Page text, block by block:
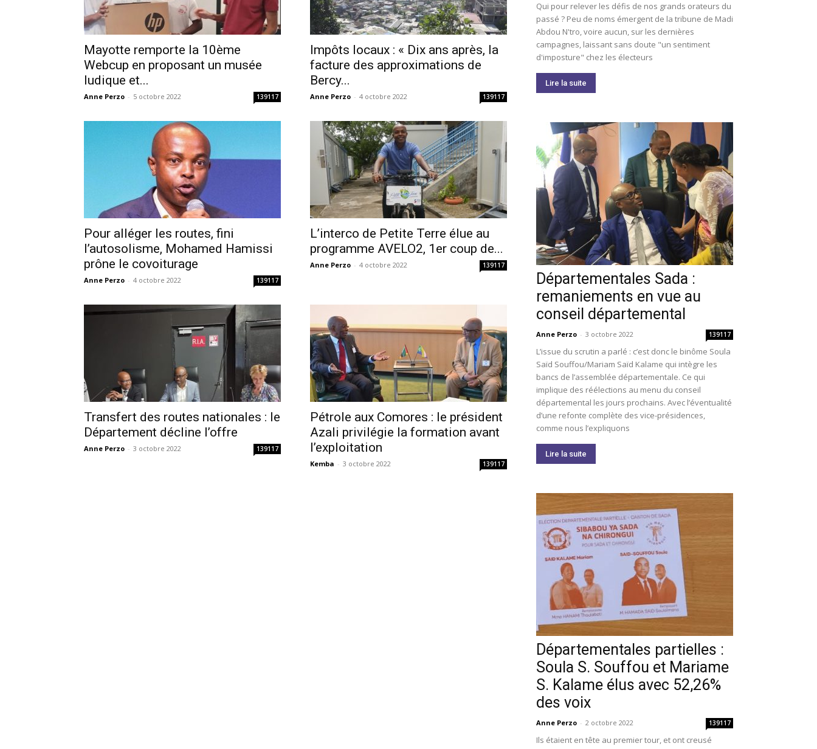
Mayotte remporte la 10ème
Webcup en proposant un musée
ludique et...
Anne Perzo - 5 octobre 2022 139117
Impôts locaux : « Dix ans après, la
facture des approximations de
Bercy...
Anne Perzo - 4 octobre 2022 139117
Pour alléger les routes, fini
l’autosolisme, Mohamed Hamissi
prône le covoiturage
Anne Perzo - 4 octobre 2022 139117
L’interco de Petite Terre élue au
programme AVELO2, 1er coup de...
Anne Perzo - 4 octobre 2022 139117
Transfert des routes nationales : le
Département décline l’offre
Anne Perzo - 3 octobre 2022 139117
Pétrole aux Comores : le président
Azali privilégie la formation avant
l’exploitation
Kemba - 3 octobre 2022 139117
Qui pour relever les défis de nos grands orateurs du
passé ? Peu de noms émergent de la tribune de Madi
Abdou N'tro, voire aucun, sur les dernières
campagnes, laissant sans doute "un sentiment
d'imposture" chez les électeurs
Lire la suite
Départementales Sada :
remaniements en vue au
conseil départemental
Anne Perzo - 3 octobre 2022 139117
L’issue du scrutin a parlé : c’est donc le binôme Soula
Saïd Souffou/Mariam Saïd Kalame qui intègre les
bancs de l’assemblée départementale. Ce qui
implique des réélections au menu du conseil
départemental les jours prochains. Avec l’éventualité
d’une refonte complète des vice-présidences,
comme nous l’expliquons
Lire la suite
Départementales partielles :
Soula S. Souffou et Mariame
S. Kalame élus avec 52,26%
des voix
Anne Perzo - 2 octobre 2022 139117
Ils étaient en tête au premier tour, et ont creusé